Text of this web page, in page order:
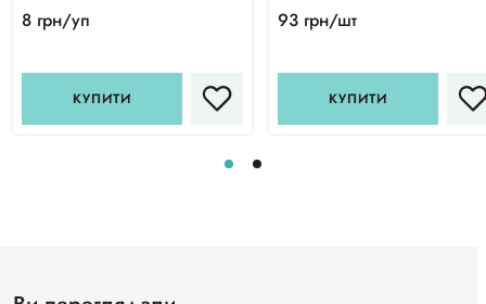
8 грн/уп
КУПИТИ
93 грн/шт
КУПИТИ